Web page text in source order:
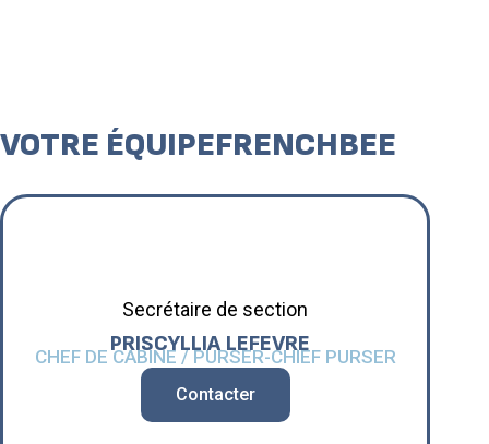
VOTRE ÉQUIPEFRENCHBEE
Secrétaire de section
PRISCYLLIA LEFEVRE
CHEF DE CABINE / PURSER-CHIEF PURSER
Contacter